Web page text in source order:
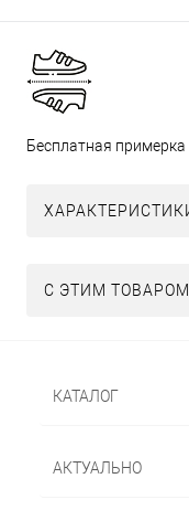
Бесплатная примерка
С ЭТИМ
КАТАЛОГ
АКТУАЛЬНО